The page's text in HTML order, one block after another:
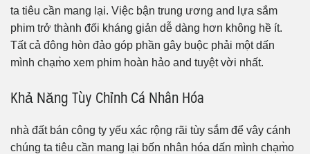
ta tiêu cần mang lại. Việc bận trung ương and lựa sắm
phim trở thành đối kháng giản dễ dàng hơn không hề ít.
Tất cả đông hòn đảo góp phần gây buộc phải một dấn
mình chạm̀o xem phim hoàn hảo and tuyệt vời nhất.
Khả Năng Tùy Chỉnh Cá Nhân Hóa
nhà đất bán công ty yếu xác rộng rãi tùy sắm để vây cánh
chúng ta tiêu cần mang lại bốn nhân hóa dấn mình chạm̀o